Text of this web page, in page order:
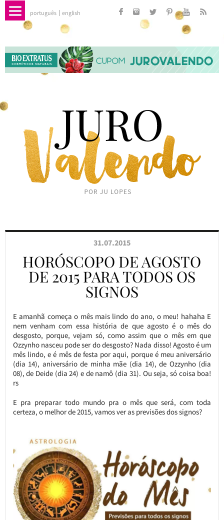
português english
31.07.2015
HORÓSCOPO DE AGOSTO
DE 2015 PARA TODOS OS
SIGNOS
E amanhã começa o mês mais lindo do ano, o meu! hahaha E
nem venham com essa história de que agosto é o mês do
desgosto, porque, vejam só, como assim que o mês em que
Ozzynho nasceu pode ser do desgosto? Nada disso! Agosto é um
mês lindo, e é mês de festa por aqui, porque é meu aniversário
(dia 14), aniversário de minha mãe (dia 14), de Ozzynho (dia
08), de Deide (dia 24) e de namô (dia 31). Ou seja, só coisa boa!
rs
E pra preparar todo mundo pra o mês que será, com toda
certeza, o melhor de 2015, vamos ver as previsões dos signos?